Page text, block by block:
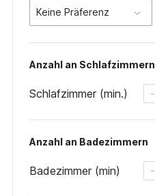
Keine Präferenz
Anzahl an Schlafzimmern
Schlafzimmer (min.) -
Anzahl an Badezimmern
Badezimmer (min) -